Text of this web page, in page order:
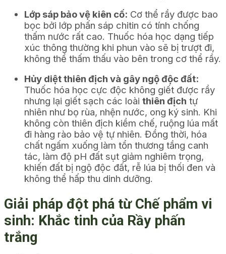
Lớp sáp bảo vệ kiên cố: Cơ thể rầy được bao
bọc bởi lớp phấn sáp chitin có tính chống
thấm nước rất cao. Thuốc hóa học dạng tiếp
xúc thông thường khi phun vào sẽ bị trượt đi,
không thể thấm thấu vào bên trong cơ thể rầy.
Hủy diệt thiên địch và gây ngộ độc đất:
Thuốc hóa học cực độc không giết được rầy
nhưng lại giết sạch các loài thiên địch tự
nhiên như bọ rùa, nhện nước, ong ký sinh. Khi
không còn thiên địch kiềm chế, ruộng lúa mất
đi hàng rào bảo vệ tự nhiên. Đồng thời, hóa
chất ngấm xuống làm tổn thương tầng canh
tác, làm độ pH đất sụt giảm nghiêm trọng,
khiến đất bị ngộ độc đất, rễ lúa bị thối đen và
không thể hấp thu dinh dưỡng.
Giải pháp đột phá từ Chế phẩm vi
sinh: Khắc tinh của Rầy phấn
trắng